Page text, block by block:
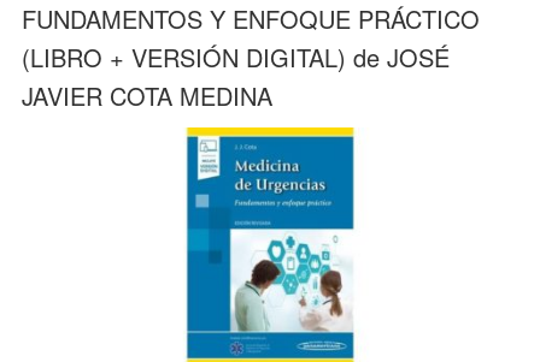
FUNDAMENTOS Y ENFOQUE PRÁCTICO
(LIBRO + VERSIÓN DIGITAL) de JOSÉ
JAVIER COTA MEDINA